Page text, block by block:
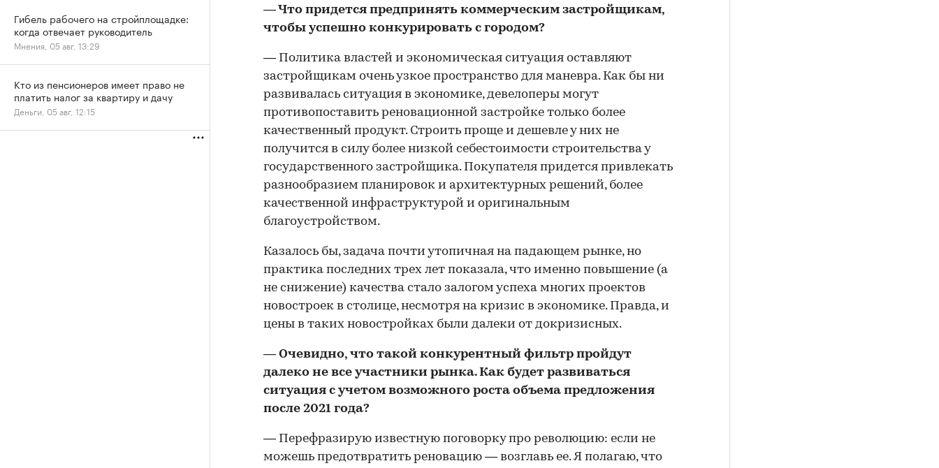
— Что придется предпринять коммерческим застройщикам,
чтобы успешно конкурировать с городом?
— Политика властей и экономическая ситуация оставляют
застройщикам очень узкое пространство для маневра. Как бы ни
развивалась ситуация в экономике, девелоперы могут
противопоставить реновационной застройке только более
качественный продукт. Строить проще и дешевле у них не
получится в силу более низкой себестоимости строительства у
государственного застройщика. Покупателя придется привлекать
разнообразием планировок и архитектурных решений, более
качественной инфраструктурой и оригинальным
благоустройством.
Казалось бы, задача почти утопичная на падающем рынке, но
практика последних трех лет показала, что именно повышение (а
не снижение) качества стало залогом успеха многих проектов
новостроек в столице, несмотря на кризис в экономике. Правда, и
цены в таких новостройках были далеки от докризисных.
— Очевидно, что такой конкурентный фильтр пройдут
далеко не все участники рынка. Как будет развиваться
ситуация с учетом возможного роста объема предложения
после 2021 года?
— Перефразирую известную поговорку про революцию: если не
можешь предотвратить реновацию — возглавь ее. Я полагаю, что
Гибель рабочего на стройплощадке:
когда отвечает руководитель
Мнения, 05 авг, 13:29
Кто из пенсионеров имеет право не
платить налог за квартиру и дачу
Деньги, 05 авг, 12:15